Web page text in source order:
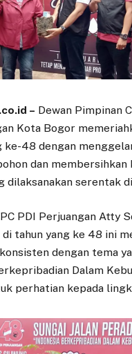
– Dewan Pimpinan
Kota Bogor
ke-48 dengan
dan membersihkan
dilaksanakan serentak
PDI Perjuangan Atty
di tahun yang ke 48 ini
dengan tema
Dalam
perhatian kepada